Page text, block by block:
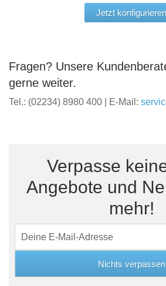
Jetzt konfigurieren
Fragen? Unsere
gerne weiter.
Tel.: (02234) 8980 400 | E-Mail:
Verpasse
Angebote und
mehr!